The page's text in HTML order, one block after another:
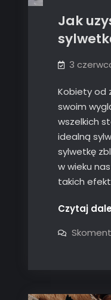
Jak
3
Kobiety od
swoim
wszelkich
idealną
sylwetkę
w wieku
takich
Czytaj